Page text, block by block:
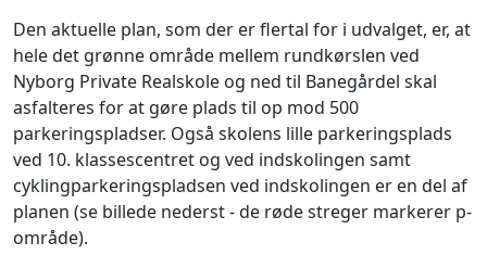
Den aktuelle plan, som der er flertal for i udvalget, er, at
hele det grønne område mellem rundkørslen ved
Nyborg Private Realskole og ned til Banegårdel skal
asfalteres for at gøre plads til op mod 500
parkeringspladser. Også skolens lille parkeringsplads
ved 10. klassescentret og ved indskolingen samt
cyklingparkeringspladsen ved indskolingen er en del af
planen (se billede nederst - de røde streger markerer p-
område).